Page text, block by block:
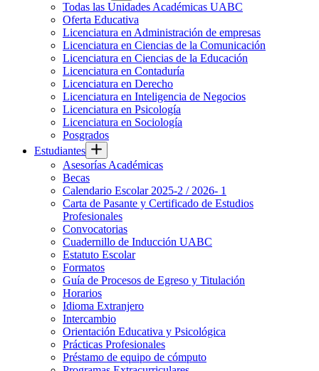
Todas las Unidades Académicas UABC
Oferta Educativa
Licenciatura en Administración de empresas
Licenciatura en Ciencias de la Comunicación
Licenciatura en Ciencias de la Educación
Licenciatura en Contaduría
Licenciatura en Derecho
Licenciatura en Inteligencia de Negocios
Licenciatura en Psicología
Licenciatura en Sociología
Posgrados
Estudiantes
Asesorías Académicas
Becas
Calendario Escolar 2025-2 / 2026- 1
Carta de Pasante y Certificado de Estudios
Profesionales
Convocatorias
Cuadernillo de Inducción UABC
Estatuto Escolar
Formatos
Guía de Procesos de Egreso y Titulación
Horarios
Idioma Extranjero
Intercambio
Orientación Educativa y Psicológica
Prácticas Profesionales
Préstamo de equipo de cómputo